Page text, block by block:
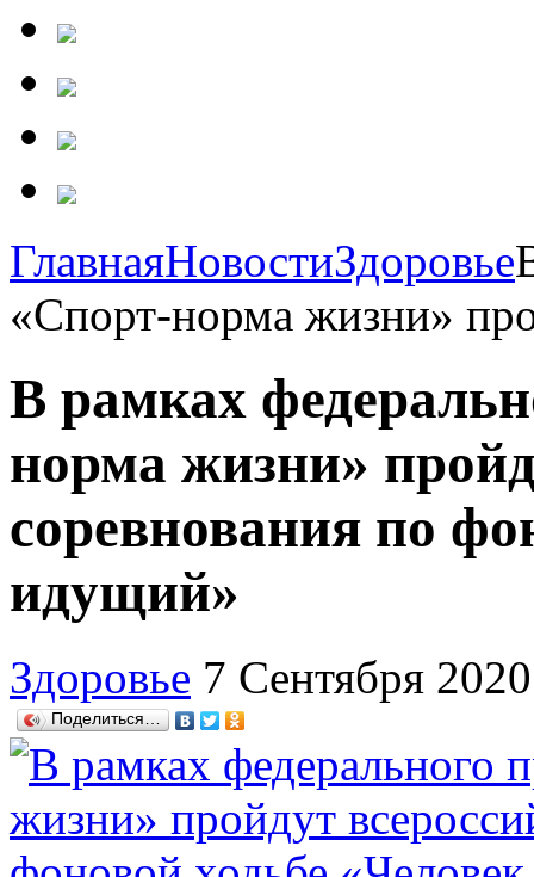
ГлавнаяНовостиЗдоровье
«Спорт-норма жизни»
В рамках
норма жизни»
соревнования по
идущий»
Здоровье 7 Сентября 2020
Поделиться…